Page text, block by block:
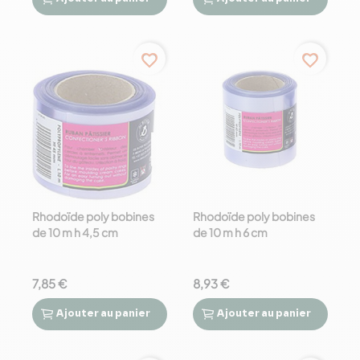
   
favorite_border
Rhodoïde poly bobines
de 10 m h 4,5 cm
7,85 €
 
Ajouter au panier
favorite_border
Rhodoïde poly bobines
de 10 m h 6 cm
8,93 €
 
Ajouter au panier